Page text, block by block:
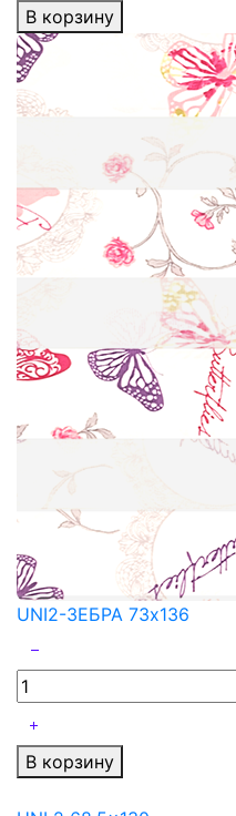
В корзину
UNI2-ЗЕБРА 73x136
В корзину